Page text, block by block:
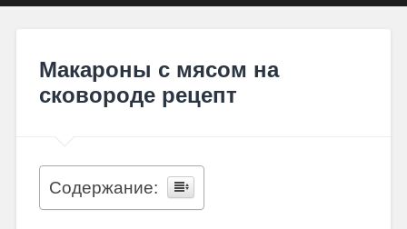
Макароны с мясом на
сковороде рецепт
Содержание: